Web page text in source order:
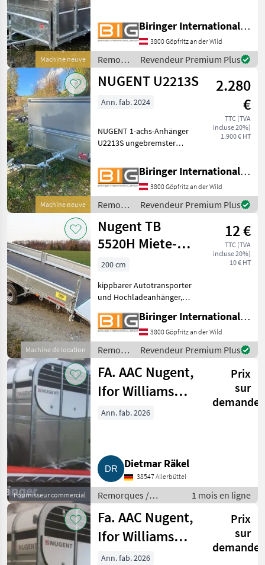
Machine neuve
Starrachsen für perfekte
Straßenlage ***Spezial-
Federung PARABOLIC
EQUALIZER***
Biringer International GmbH
3800 Göpfritz an der Wild
Remorques
/ Nugent
Revendeur Premium Plus
Machine neuve
NUGENT U2213S
2.280
€
TTC (TVA
incluse 20%)
1.900 € HT
Ann. fab. 2024
NUGENT 1-achs-Anhänger
U2213S ungebremster
Anhänger ist aus
vollfeuerverzinktem Stahl
gefertigt Boden aus einer
speziell beschichteten 18
mm Sie
Biringer International GmbH
3800 Göpfritz an der Wild
Remorques
/ Nugent
Revendeur Premium Plus
Machine de location
Nugent TB
5520H Miete-
Hochladeanhänger
kippbar
12 €
TTC (TVA
incluse 20%)
10 € HT
200 cm
kippbarer Autotransporter
und Hochladeanhänger,
545 x 195 cm, 3.500 kg HzGG
Der oben angeführte
Mietpreis ist ein
Stundenpreis, jedoch ist
Biringer International GmbH
3800 Göpfritz an der Wild
Remorques
/ Nugent
Revendeur Premium Plus
Fournisseur commercial
FA. AAC Nugent,
Ifor Williams
Viehanhänger
Prix
sur
demande
Ann. fab. 2026
Dietmar Räkel
38547 Allerbüttel
Remorques /
Remorques de
voitures
1 mois en ligne
Fa. AAC Nugent,
Ifor Williams
Viehanhänger
Prix
sur
demande
Ann. fab. 2026